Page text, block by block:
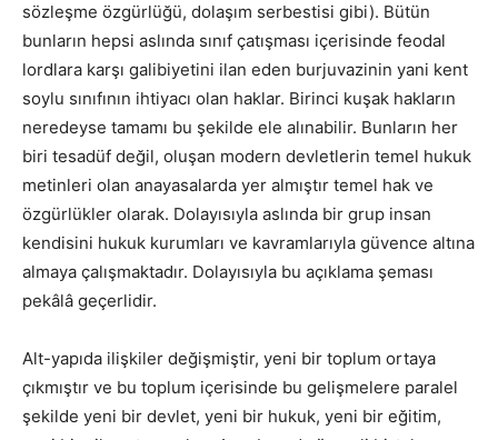
sözleşme özgürlüğü, dolaşım serbestisi gibi). Bütün
bunların hepsi aslında sınıf çatışması içerisinde feodal
lordlara karşı galibiyetini ilan eden burjuvazinin yani kent
soylu sınıfının ihtiyacı olan haklar. Birinci kuşak hakların
neredeyse tamamı bu şekilde ele alınabilir. Bunların her
biri tesadüf değil, oluşan modern devletlerin temel hukuk
metinleri olan anayasalarda yer almıştır temel hak ve
özgürlükler olarak. Dolayısıyla aslında bir grup insan
kendisini hukuk kurumları ve kavramlarıyla güvence altına
almaya çalışmaktadır. Dolayısıyla bu açıklama şeması
pekâlâ geçerlidir.
Alt-yapıda ilişkiler değişmiştir, yeni bir toplum ortaya
çıkmıştır ve bu toplum içerisinde bu gelişmelere paralel
şekilde yeni bir devlet, yeni bir hukuk, yeni bir eğitim,